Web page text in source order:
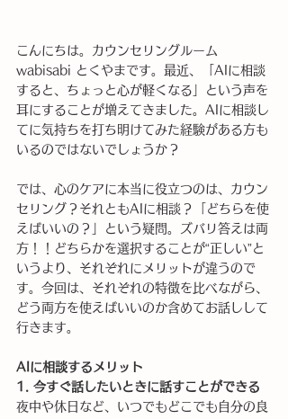
こんにちは。カウンセリングルーム
wabisabi とくやまです。最近、「AIに相談
すると、ちょっと心が軽くなる」という声を
耳にすることが増えてきました。AIに相談し
てに気持ちを打ち明けてみた経験がある方も
いるのではないでしょうか？
では、心のケアに本当に役立つのは、カウン
セリング？それともAIに相談？「どちらを使
えばいいの？」という疑問。ズバリ答えは両
方！！どちらかを選択することが“正しい”と
いうより、それぞれにメリットが違うので
す。今回は、それぞれの特徴を比べながら、
どう両方を使えばいいのか含めてお話しして
行きます。
AIに相談するメリット
1. 今すぐ話したいときに話すことができる
夜中や休日など、いつでもどこでも自分の良